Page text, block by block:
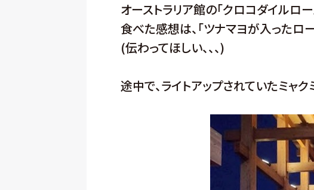
オーストラリア館の「クロコダイルロ
食べた感想は、「ツナマヨが入った
(伝わってほしい、、、)
途中で、ライトアップされていたミャ